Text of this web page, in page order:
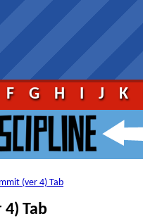
F G H I J K
(ver 4) Tab
Tab